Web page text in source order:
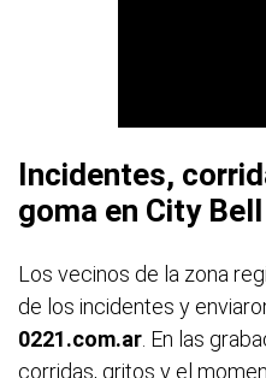
Incidentes,
goma en City Bell
Los vecinos de la zona
de los incidentes y
0221.com.ar . En las
corridas, gritos y el